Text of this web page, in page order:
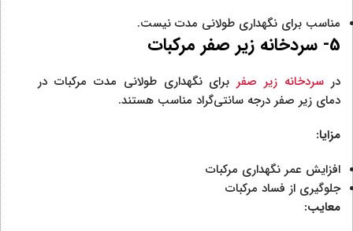
مناسب برای نگهداری طولانی مدت نیست.
5- سردخانه زیر صفر مرکبات
در سردخانه زیر صفربرای نگهداری طولانی مدت مرکبات در
دمای زیر صفر درجه سانتی‌گراد مناسب هستند.
مزایا:
افزایش عمر نگهداری مرکبات
جلوگیری از فساد مرکبات
معایب: